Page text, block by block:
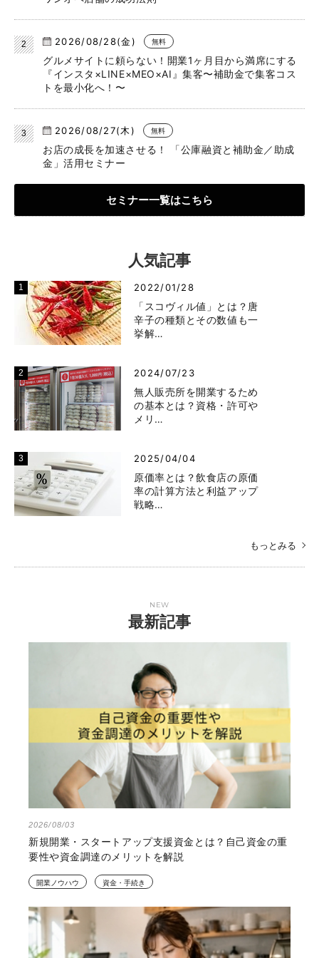
2026/08/28(金) 無料
グルメサイトに頼らない！開業1ヶ月目から満席にする
『インスタ×LINE×MEO×AI』集客〜補助金で集客コス
トを最小化へ！〜
2026/08/27(木) 無料
お店の成長を加速させる！ 「公庫融資と補助金／助成
金」活用セミナー
セミナー一覧はこちら
人気記事
2022/01/28
「スコヴィル値」とは？唐
辛子の種類とその数値も一
挙解…
2024/07/23
無人販売所を開業するため
の基本とは？資格・許可や
メリ…
2025/04/04
原価率とは？飲食店の原価
率の計算方法と利益アップ
戦略…
もっとみる
NEW
最新記事
2026/08/03
新規開業・スタートアップ支援資金とは？自己資金の重
要性や資金調達のメリットを解説
開業ノウハウ 資金・手続き